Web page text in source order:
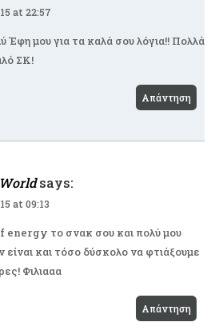
at 22:57
Έφη μου για τα καλά σου λόγια!! Πολλά
ΣΚ!
Απάντηση
says:
at 09:13
energy το σνακ σου και πολύ μου
είναι και τόσο δύσκολο να φτιάξουμε
Φιλιααα
Απάντηση